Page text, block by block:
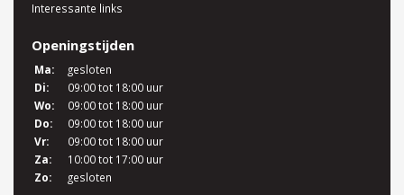
Interessante links
Openingstijden
Ma:
gesloten
Di:
09:00 tot 18:00 uur
Wo:
09:00 tot 18:00 uur
Do:
09:00 tot 18:00 uur
Vr:
09:00 tot 18:00 uur
Za:
10:00 tot 17:00 uur
Zo:
gesloten